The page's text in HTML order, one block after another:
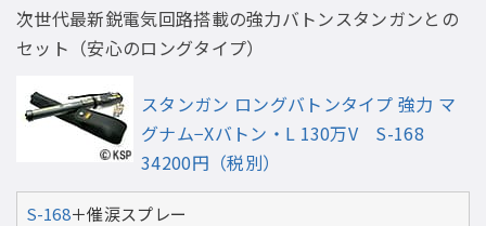
次世代最新鋭電気回路搭載の強力バトンスタンガンとの
セット（安心のロングタイプ）
スタンガン ロングバトンタイプ 強力 マ
グナム−Xバトン・L 130万V S-168
34200円（税別）
S-168＋催涙スプレー